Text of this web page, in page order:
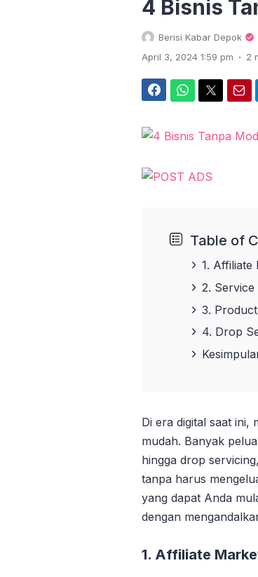
4 Bisnis
Berisi Kabar Depok
April 3, 2024 1:59 pm . 2
Table of
1. Affiliate
2. Service
3.
4. Drop
Di era digital saat ini,
mudah. Banyak
hingga drop
tanpa harus
yang dapat Anda
dengan
1. Affiliate